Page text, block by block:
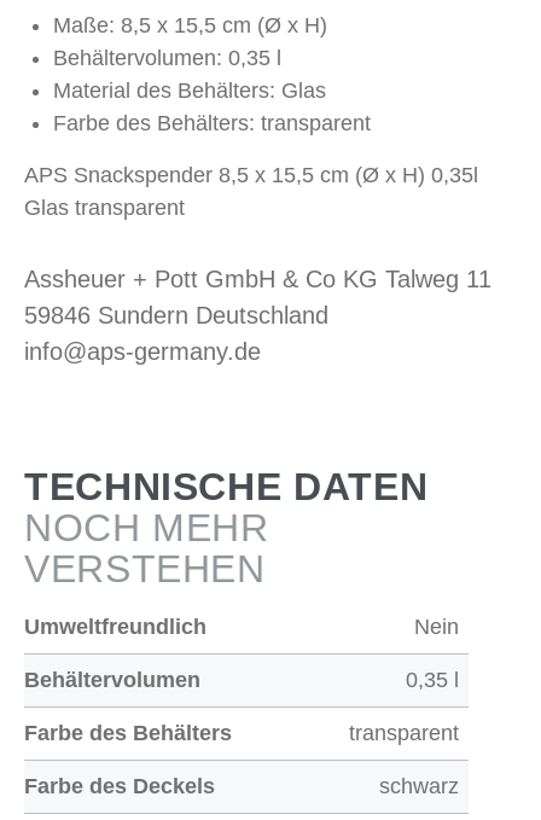
Maße: 8,5 x 15,5 cm (Ø x H)
Behältervolumen: 0,35 l
Material des Behälters: Glas
Farbe des Behälters: transparent
APS Snackspender 8,5 x 15,5 cm (Ø x H) 0,35l
Glas transparent
Assheuer + Pott GmbH & Co KG Talweg 11
59846 Sundern Deutschland
info@aps-germany.de
TECHNISCHE DATEN
NOCH MEHR
VERSTEHEN
Umweltfreundlich Nein
Behältervolumen 0,35 l
Farbe des Behälters transparent
Farbe des Deckels schwarz